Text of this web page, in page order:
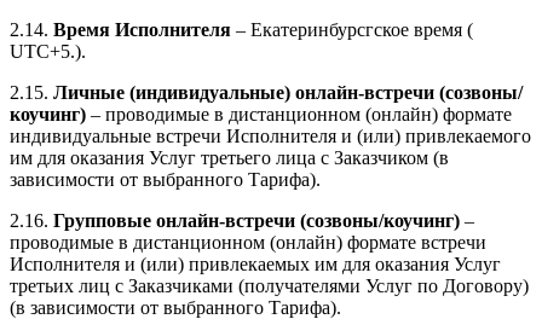
2.14. Время Исполнителя – Екатеринбурсгское время (
UTC+5.).
2.15. Личные (индивидуальные) онлайн-встречи (созвоны/
коучинг) – проводимые в дистанционном (онлайн) формате
индивидуальные встречи Исполнителя и (или) привлекаемого
им для оказания Услуг третьего лица с Заказчиком (в
зависимости от выбранного Тарифа).
2.16. Групповые онлайн-встречи (созвоны/коучинг) –
проводимые в дистанционном (онлайн) формате встречи
Исполнителя и (или) привлекаемых им для оказания Услуг
третьих лиц с Заказчиками (получателями Услуг по Договору)
(в зависимости от выбранного Тарифа).